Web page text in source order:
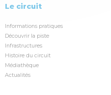
Le circuit
Informations pratiques
Découvrir la piste
Infrastructures
Histoire du circuit
Médiathèque
Actualités